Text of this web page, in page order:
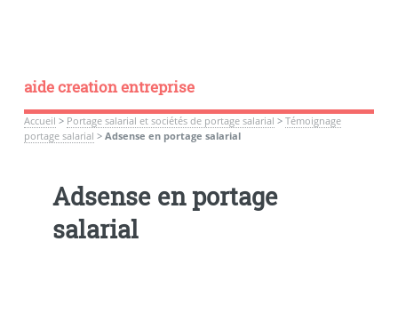
aide creation entreprise
Accueil > Portage salarial et sociétés de portage salarial > Témoignage
portage salarial > Adsense en portage salarial
Adsense en portage
salarial